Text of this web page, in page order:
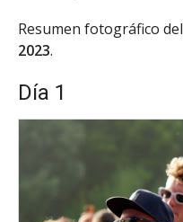
Resumen fotográfico del
2023.
Día 1